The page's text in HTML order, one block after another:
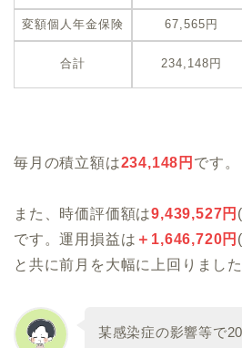
変額個人年金保険 67,565円
合計 234,148円
毎月の積立額は234,148円 です。
また、時価評価額は9,439,527円
です。運用損益は ＋ 1,646,720円
と共に前月を大幅に上回りました
某感染症の影響等で